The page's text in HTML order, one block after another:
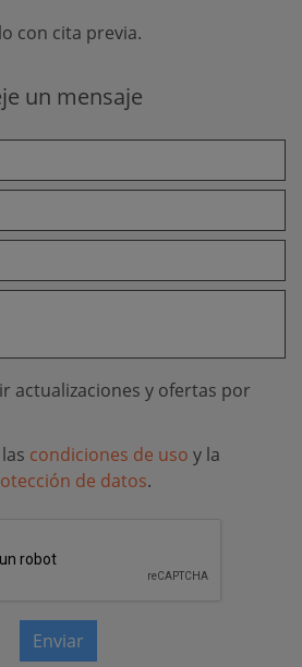
con cita previa.
un mensaje
actualizaciones y ofertas por
condiciones de uso y la
de datos.
Enviar